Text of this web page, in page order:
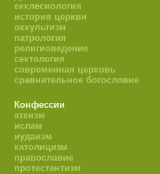
екклесиология
история церкви
оккультизм
патрология
религиоведение
сектология
современная церковь
сравнительное богословие
Конфессии
атеизм
ислам
иудаизм
католицизм
православие
протестантизм